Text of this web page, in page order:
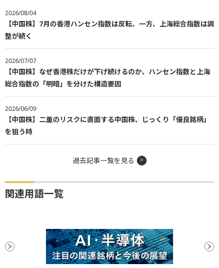
2026/08/04
【中国株】7月の香港ハンセン指数は反転、一方、上海総合指数は調
整が続く
2026/07/07
【中国株】なぜ香港株だけが下げ続けるのか、ハンセン指数と上海
総合指数の「明暗」を分けた構造要因
2026/06/09
【中国株】二重のリスクに直面する中国株、じっくり「優良銘柄」
を狙う時
過去記事一覧を見る
関連用語一覧